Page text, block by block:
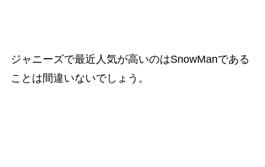
ジャニーズで最近人気が高いのはSnowManである
ことは間違いないでしょう。